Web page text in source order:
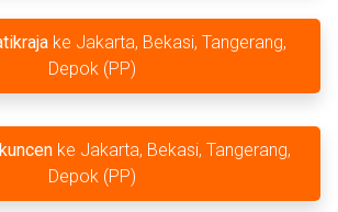
ke Jakarta, Bekasi, Tangerang,
Depok (PP)
ke Jakarta, Bekasi, Tangerang,
Depok (PP)